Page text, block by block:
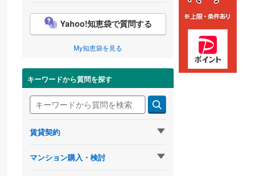
Yahoo!知恵袋で質問する
My知恵袋を見る
キーワードから質問を探す
賃貸契約
マンション購入・検討